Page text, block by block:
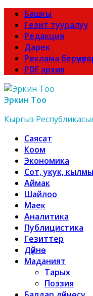
Башкы
Гезит тууралуу
Редакция
Дарек
Реклама
PDF архив
Эркин Тоо
Кыргыз
Саясат
Коом
Экономика
Сот, укук,
Аймак
Шайлоо
Маек
Аналитика
Публицистика
Гезиттер
Дүйнө
Маданият
Тарых
Поэзия